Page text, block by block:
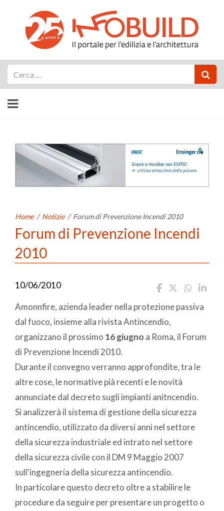
Home / Notizie / Forum di Prevenzione Incendi 2010
Forum di Prevenzione Incendi
2010
10/06/2010
Amonnfire, azienda leader nella protezione passiva
dal fuoco, insieme alla rivista Antincendio,
organizzano il prossimo 16 giugno a Roma, il Forum
di Prevenzione Incendi 2010.
Durante il convegno verranno approfondite, tra le
altre cose, le normative pià recenti e le novità
annunciate dal decreto sugli impianti anitncendio.
Si analizzerà il sistema di gestione della sicurezza
antincendio, utilizzato da diversi anni nel settore
della sicurezza industriale ed intrato nel settore
della sicurezza civile con il DM 9 Maggio 2007
sull'ingegneria della sicurezza antincendio.
In particolare questo decreto oltre a stabilire le
procedure da seguire per presentare un progetto o